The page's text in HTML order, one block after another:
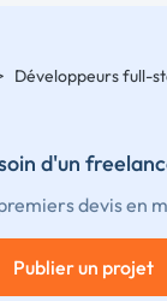
Développeurs full-
d'un
devis en
Publier un projet